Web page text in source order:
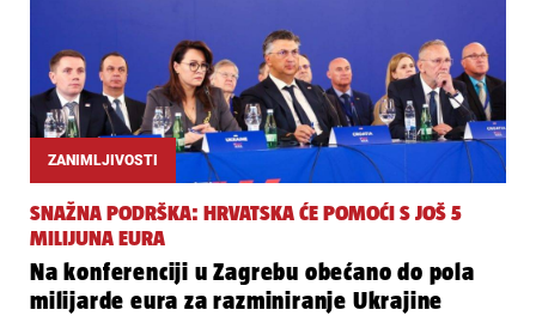
ZANIMLJIVOSTI
SNAŽNA PODRŠKA: HRVATSKA ĆE POMOĆI S JOŠ 5
MILIJUNA EURA
Na konferenciji u Zagrebu obećano do pola
milijarde eura za razminiranje Ukrajine